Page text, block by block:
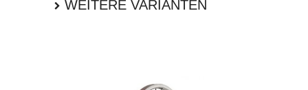
WEITERE VARIANTEN